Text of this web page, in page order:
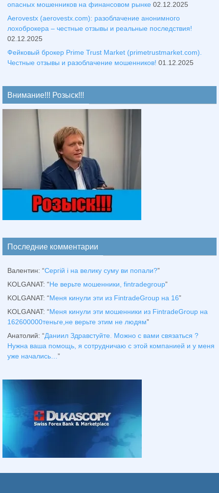
опасных мошенников на финансовом рынке 02.12.2025
Aerovestx (aerovestx.com): разоблачение анонимного
лохоброкера – честные отзывы и реальные последствия!
02.12.2025
Фейковый брокер Prime Trust Market (primetrustmarket.com).
Честные отзывы и разоблачение мошенников! 01.12.2025
Внимание!!! Розыск!!!
Последние комментарии
Валентин: “Сергій і на велику суму ви попали?”
KOLGANAT: “Не верьте мошенники, fintradegroup”
KOLGANAT: “Меня кинули эти из FintradeGroup на 16”
KOLGANAT: “Меня кинули эти мошенники из FintradeGroup на
162600000теньге,не верьте этим не людям”
Анатолий: “Даниил Здравстуйте. Можно с вами связаться ?
Нужна ваша помощь, я сотрудничаю с этой компанией и у меня
уже начались…”